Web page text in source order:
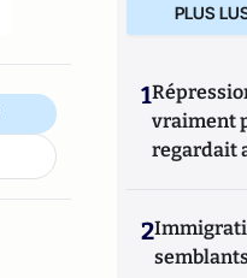
PLUS
1
vraiment
regardait
2